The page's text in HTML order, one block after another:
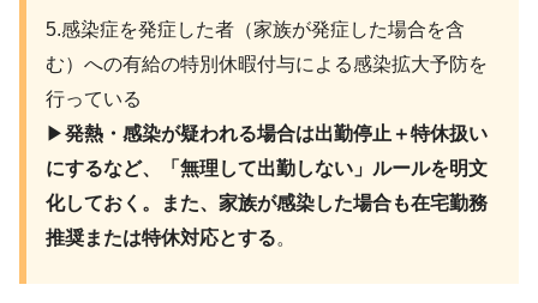
5.感染症を発症した者（家族が発症した場合を含
む）への有給の特別休暇付与による感染拡大予防を
行っている
▶︎発熱・感染が疑われる場合は出勤停止＋特休扱い
にするなど、「無理して出勤しない」ルールを明文
化しておく。また、家族が感染した場合も在宅勤務
推奨または特休対応とする。